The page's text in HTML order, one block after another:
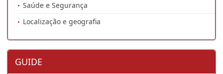
Saúde e Segurança
Localização e geografia
GUIDE